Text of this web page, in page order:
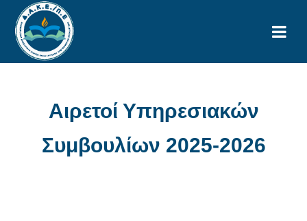
Αιρετοί Υπηρεσιακών
Συμβουλίων 2025-2026